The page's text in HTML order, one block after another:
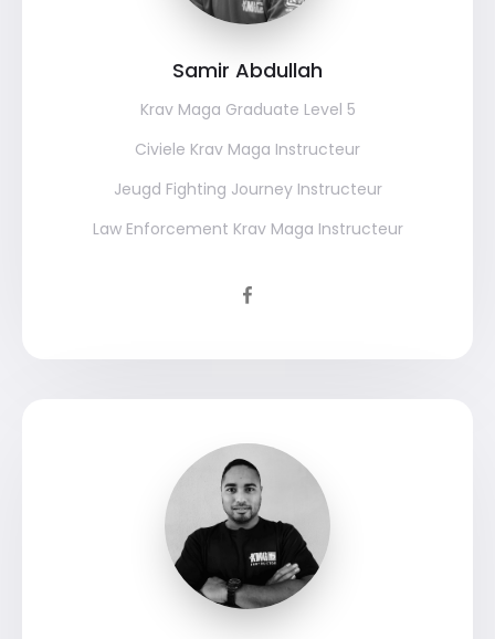
Samir Abdullah
Krav Maga Graduate Level 5
Civiele Krav Maga Instructeur
Jeugd Fighting Journey Instructeur
Law Enforcement Krav Maga Instructeur